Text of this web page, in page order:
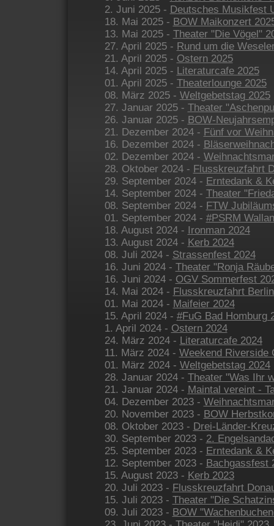
2. Juni 2025 - Deutsches Musikfest
18. Mai 2025 - BOW Maikonzert
13. Mai 2025 - Theater "Die Vögel"
27. April 2025 - Rund um die
21. April 2025 - Ostern 2025
14. April 2025 - Literaturcafe 2025
01. April 2025 - Theaterlounge 2025
08. März 2025 - Weltgebetstag 2025
27. Januar 2025 - Theater
26. Januar 2025 - BOW-
21. Dezember 2024 - Fünf vor
16. Dezember 2024 -
02. Dezember 2024 -
28. Oktober 2024 - Flusskreuzfahrt
29. September 2024 - Erntedank &
14. September 2024 - Theater
08. September 2024 - FTW
01. September 2024 - #PSRM
18. August 2024 -
Ironman 2024
13. August 2024 - Kerb 2024
08. Juli 2024 - Strassenfest 2024
16. Juni 2024 - Theater "Ronja
16. Juni 2024 - OGV Sommerfest
14. Mai 2024 - Flusskreuzfahrt
01. Mai 2024 - Maifeier 2024
15. April 2024 - #FuG Bad Homburg
1. April 2024 - Ostern 2024
24. März 2024 - Literaturcafe 2024
11. März 2024 - Weekend Riverside
01. März 2024 - Weltgebetstag 2024
28. Januar 2024 - Theater "Was Ihr
21. Januar 2024 - Maintal vereint -
04. Dezember 2023 -
20. November 2023 - BOW
08. Oktober 2023 - Drei-Länder-
30. September 2023 - 2.
25. September 2023 - Erntedank &
12. September 2023 - Bachgassfest
15. August 2023 - Kerb 2023
20. Juli 2023 - Flusskreuzfahrt
15. Juli 2023 - Theater "Die
09. Juli 2023 - BOW